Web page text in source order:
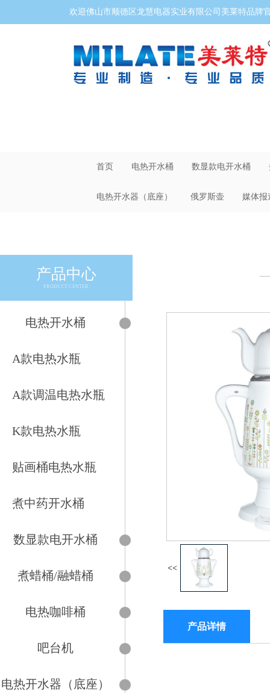
欢迎佛山市顺德区龙慧电器实业有限公司美莱特品牌
首页 电热开水桶 数显款电开水桶
电热开水器（底座） 俄罗斯壶 媒体报
产品中心
PRODUCT CENTER
电热开水桶
A款电热水瓶
A款调温电热水瓶
K款电热水瓶
贴画桶电热水瓶
煮中药开水桶
数显款电开水桶
煮蜡桶/融蜡桶
电热咖啡桶
吧台机
电热开水器（底座）
<<
产品详情